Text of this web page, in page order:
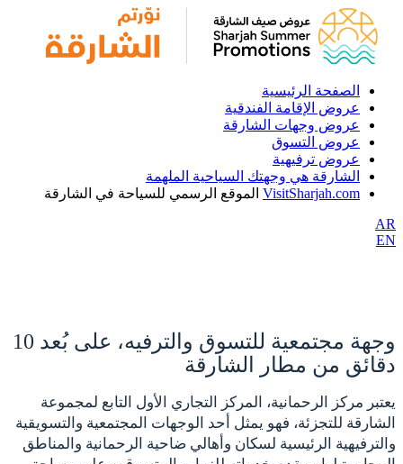
الصفحة الرئيسية
عروض الإقامة الفندقية
عروض وجهات الشارقة
عروض التسوق
عروض ترفيهية
الشارقة هي وجهتك السياحية الملهمة
VisitSharjah.com الموقع الرسمي للسياحة في الشارقة
AR
EN
وجهة مجتمعية للتسوق والترفيه، على بُعد 10
دقائق من مطار الشارقة
يعتبر مركز الرحمانية، المركز التجاري الأول التابع لمجموعة
الشارقة للتجزئة، فهو يمثل أحد الوجهات المجتمعية والتسويقية
والترفيهية الرئيسية لسكان وأهالي ضاحية الرحمانية والمناطق